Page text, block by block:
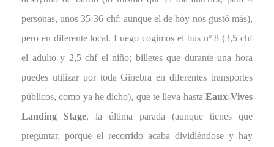
personas, unos 35-36 chf; aunque el de hoy nos gustó más),
pero en diferente local. Luego cogimos el bus nº 8 (3,5 chf
el adulto y 2,5 chf el niño; billetes que durante una hora
puedes utilizar por toda Ginebra en diferentes transportes
públicos, como ya he dicho), que te lleva hasta Eaux-Vives
Landing Stage, la última parada (aunque tienes que
preguntar, porque el recorrido acaba dividiéndose y hay